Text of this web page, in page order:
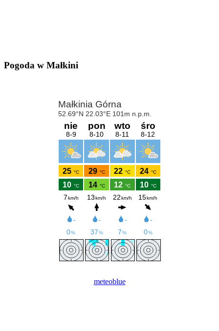
Pogoda w Małkini
meteoblue